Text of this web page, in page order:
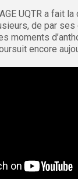
UQTR a fait
de par
moments
encore